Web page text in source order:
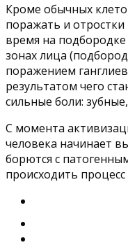
Кроме обычных
поражать и
время на подбородке
зонах лица
поражением
результатом чего
сильные боли:
С момента
человека начинает
борются с
происходить